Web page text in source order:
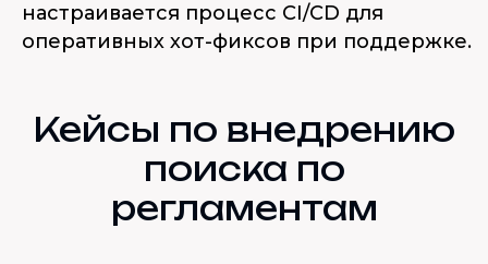
настраивается процесс CI/CD для
оперативных хот-фиксов при поддержке.
Кейсы по внедрению
поиска по
регламентам